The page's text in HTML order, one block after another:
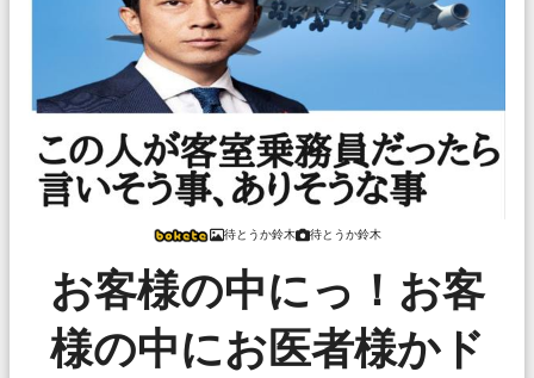
待とうか鈴木 待とうか鈴木
お客様の中にっ！お客
様の中にお医者様かド